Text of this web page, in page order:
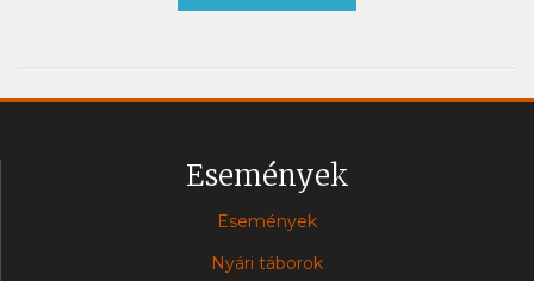
Események
Események
Nyári táborok